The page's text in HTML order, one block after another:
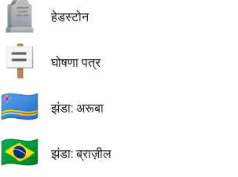
🪦 हेडस्टोन
🪧 घोषणा पत्र
🇦🇼 झंडा: अरूबा
🇧🇷 झंडा: ब्राज़ील